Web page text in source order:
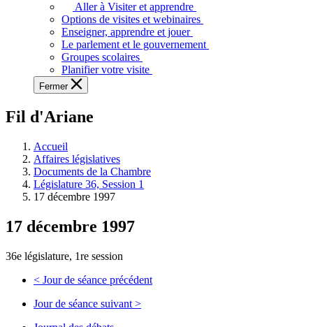
voir,
apprendre
et
à
à
législative.
Aller à Visiter et apprendre
Options de visites et webinaires
Enseigner, apprendre et jouer
Le parlement et le gouvernement
Groupes scolaires
Planifier votre visite
Fermer
Fil d'Ariane
Accueil
Affaires législatives
Documents de la Chambre
Législature 36, Session 1
17 décembre 1997
17 décembre 1997
36e législature, 1re session
< Jour de séance précédent
Jour de séance suivant >